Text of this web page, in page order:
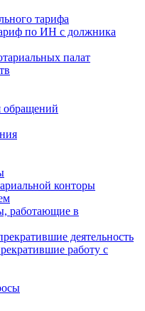
тарифа
по ИН с должника
палат
обращений
конторы
работающие в
деятельность
работу с